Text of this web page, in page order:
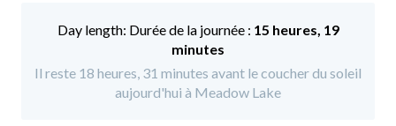
Durée de la journée : 15 heures, 19
minutes
Il reste 18 heures, 31 minutes avant le coucher du soleil
aujourd'hui à Meadow Lake